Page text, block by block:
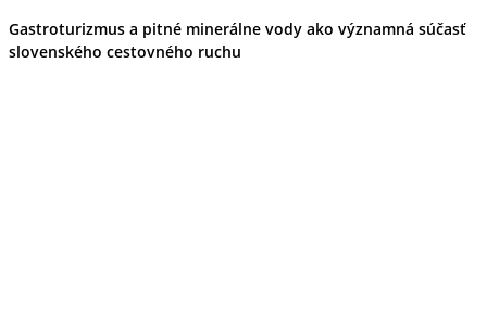
Gastroturizmus a pitné minerálne vody ako významná súčasť
slovenského cestovného ruchu